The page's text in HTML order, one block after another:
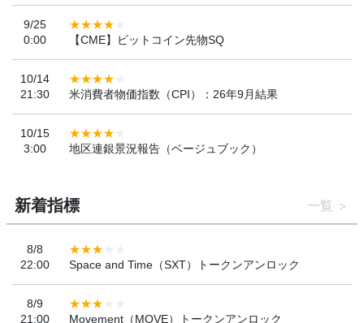
9/25
0:00
【CME】ビットコイン先物SQ
10/14
21:30
米消費者物価指数（CPI）：26年9月結果
10/15
3:00
地区連銀景況報告（ベージュブック）
新着指標 一覧
8/8
22:00
Space and Time（SXT）トークンアンロック
8/9
21:00
Movement（MOVE）トークンアンロック